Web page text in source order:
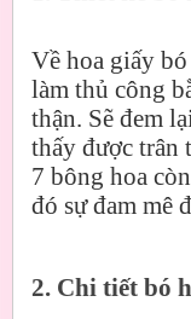
Về hoa giấy
làm thủ công
thận. Sẽ đem
thấy được trân
7 bông hoa
đó sự đam mê
2. Chi tiết bó